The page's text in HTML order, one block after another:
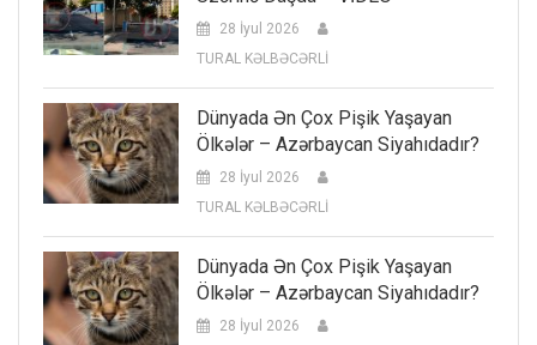
28 İyul 2026
TURAL KƏLBƏCƏRLİ
Dünyada Ən Çox Pişik Yaşayan
Ölkələr – Azərbaycan Siyahıdadır?
28 İyul 2026
TURAL KƏLBƏCƏRLİ
Dünyada Ən Çox Pişik Yaşayan
Ölkələr – Azərbaycan Siyahıdadır?
28 İyul 2026